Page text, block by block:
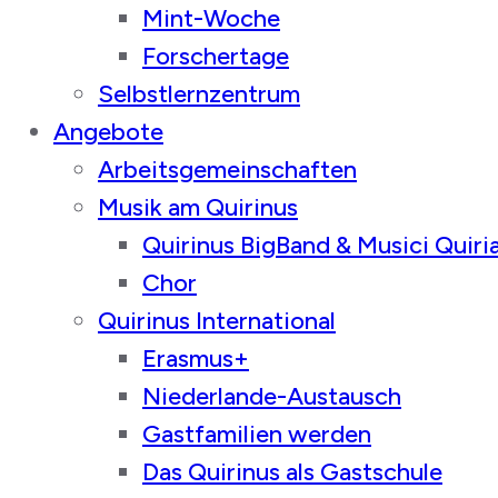
Mint-Woche
Forschertage
Selbstlernzentrum
Angebote
Arbeitsgemeinschaften
Musik am Quirinus
Quirinus BigBand & Musici
Chor
Quirinus International
Erasmus+
Niederlande-Austausch
Gastfamilien werden
Das Quirinus als Gastschule